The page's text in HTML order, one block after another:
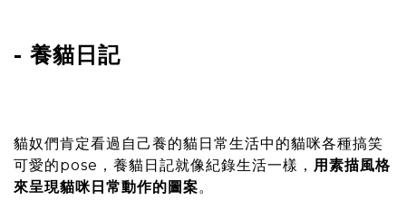
- 養貓日記
貓奴們肯定看過自己養的貓日常生活中的貓咪各種搞笑
可愛的pose，養貓日記就像紀錄生活一樣， 用素描風格
來呈現貓咪日常動作的圖案。